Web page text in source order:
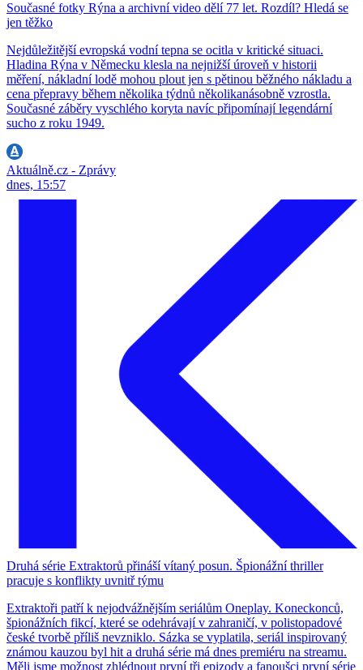
Současné fotky Rýna a archivní video dělí 77 let. Rozdíl? Hledá se
jen těžko
Nejdůležitější evropská vodní tepna se ocitla v kritické situaci.
Hladina Rýna v Německu klesla na nejnižší úroveň v historii
měření, nákladní lodě mohou plout jen s pětinou běžného nákladu a
cena přepravy během několika týdnů několikanásobně vzrostla.
Současné záběry vyschlého koryta navíc připomínají legendární
sucho z roku 1949.
Aktuálně.cz - Zprávy
dnes, 15:57
Druhá série Extraktorů přináší vítaný posun. Špionážní thriller
pracuje s konflikty uvnitř týmu
Extraktoři patří k nejodvážnějším seriálům Oneplay. Koneckonců,
špionážních fikcí, které se odehrávají v zahraničí, v polistopadové
české tvorbě příliš nevzniklo. Sázka se vyplatila, seriál inspirovaný
známou kauzou byl hit a druhá série má dnes premiéru na streamu.
Měli jsme možnost zhlédnout první tři epizody a fanoušci první série